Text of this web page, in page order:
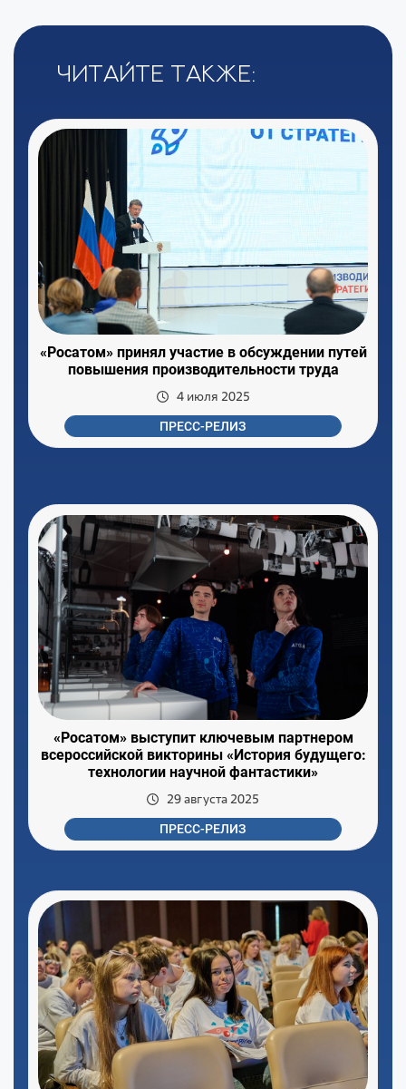
Читайте также:
«Росатом» принял участие в обсуждении путей
повышения производительности труда
4 июля 2025
ПРЕСС-РЕЛИЗ
«Росатом» выступит ключевым партнером
всероссийской викторины «История будущего:
технологии научной фантастики»
29 августа 2025
ПРЕСС-РЕЛИЗ